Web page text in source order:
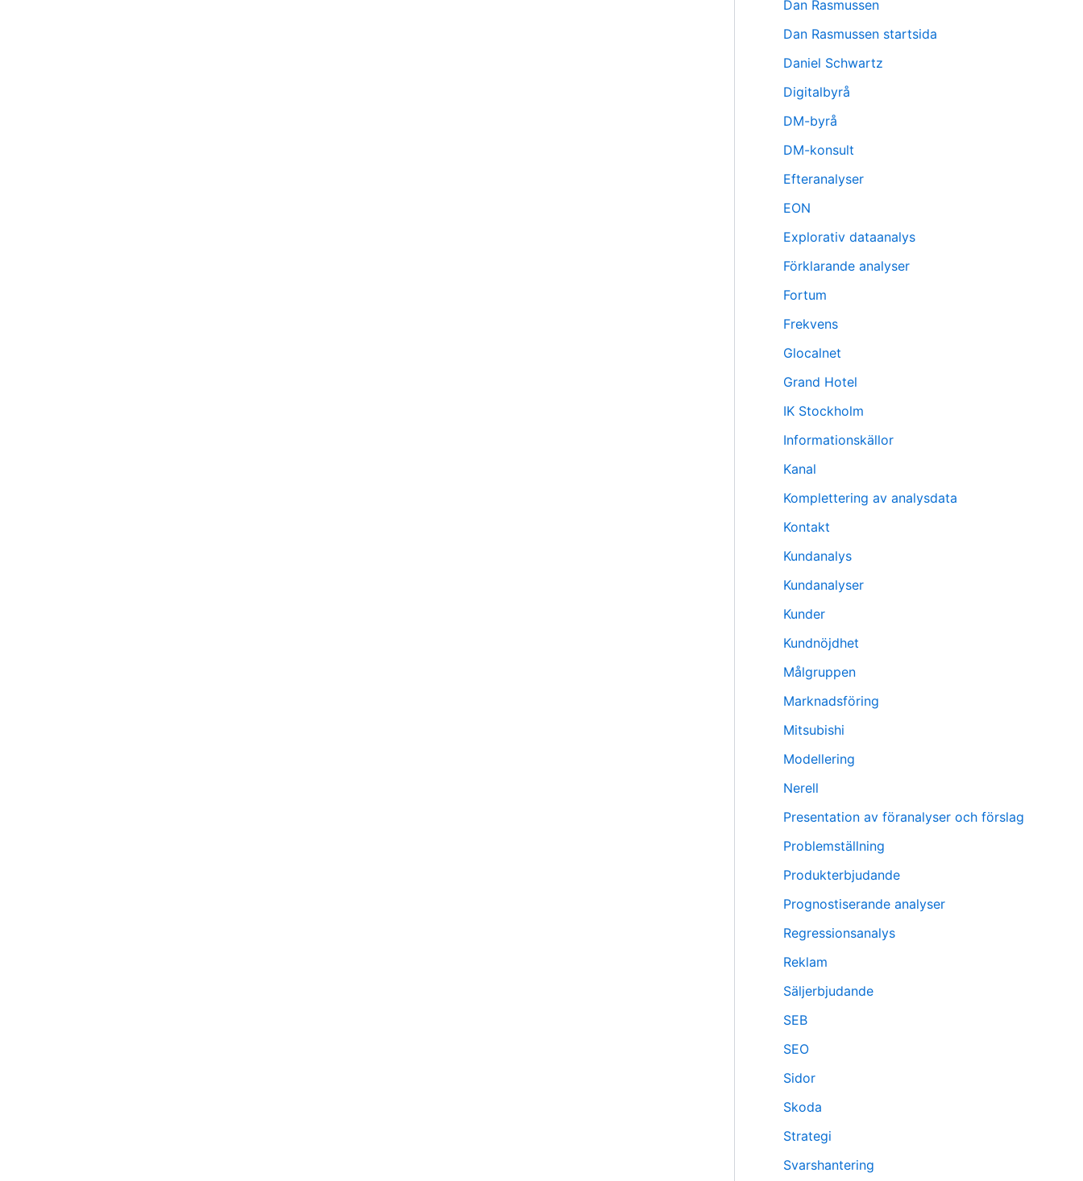
Dan Rasmussen
Dan Rasmussen startsida
Daniel Schwartz
Digitalbyrå
DM-byrå
DM-konsult
Efteranalyser
EON
Explorativ dataanalys
Förklarande analyser
Fortum
Frekvens
Glocalnet
Grand Hotel
IK Stockholm
Informationskällor
Kanal
Komplettering av analysdata
Kontakt
Kundanalys
Kundanalyser
Kunder
Kundnöjdhet
Målgruppen
Marknadsföring
Mitsubishi
Modellering
Nerell
Presentation av föranalyser och förslag
Problemställning
Produkterbjudande
Prognostiserande analyser
Regressionsanalys
Reklam
Säljerbjudande
SEB
SEO
Sidor
Skoda
Strategi
Svarshantering